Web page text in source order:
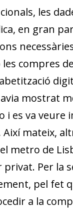
les
en gran
compres
mostrat
es va veure
Així mateix,
metro de
Per la
pel fet
a la